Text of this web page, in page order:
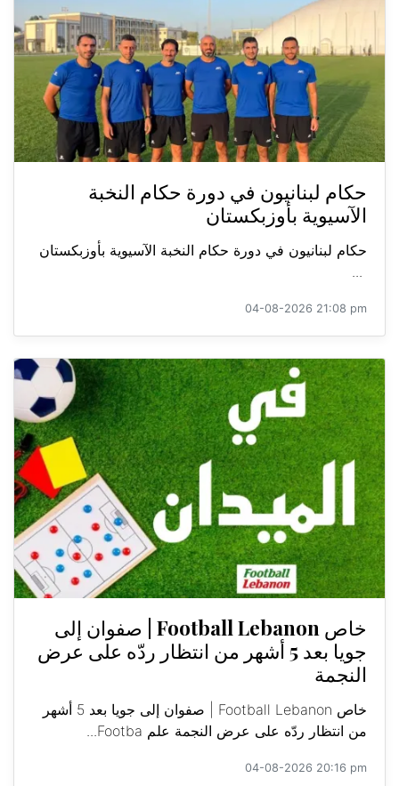
حكام لبنانيون في دورة حكام النخبة
الآسيوية بأوزبكستان
حكام لبنانيون في دورة حكام النخبة الآسيوية بأوزبكستان
...
04-08-2026 21:08 pm
خاص Football Lebanon | صفوان إلى
جويا بعد 5 أشهر من انتظار ردّه على عرض
النجمة
خاص Football Lebanon | صفوان إلى جويا بعد 5 أشهر
من انتظار ردّه على عرض النجمة علم Footba...
04-08-2026 20:16 pm